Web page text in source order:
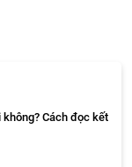
Cách đọc kết